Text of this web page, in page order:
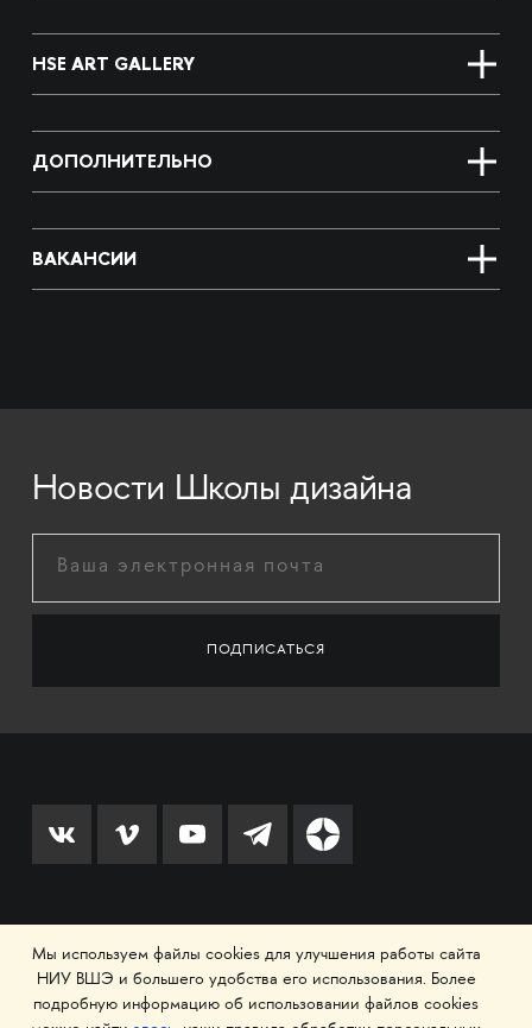
HSE ART GALLERY
ДОПОЛНИТЕЛЬНО
ВАКАНСИИ
Новости Школы дизайна
© 1993–2026 Национальный исследовательский
университет «Высшая школа экономики»
Мы используем файлы cookies для улучшения работы сайта
НИУ ВШЭ и большего удобства его использования. Более
подробную информацию об использовании файлов cookies